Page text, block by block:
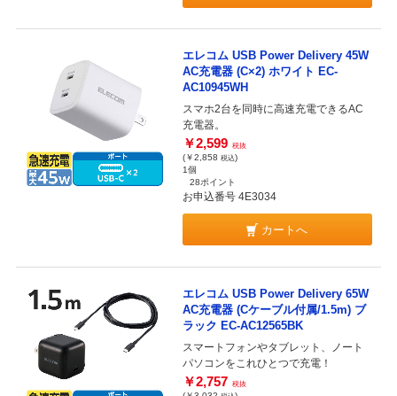
エレコム USB Power Delivery 45W
AC充電器 (C×2) ホワイト EC-
AC10945WH
スマホ2台を同時に高速充電できるAC
充電器。
￥2,599 税抜
(￥2,858 税込)
1個
28ポイント
お申込番号 4E3034
カートへ
エレコム USB Power Delivery 65W
AC充電器 (Cケーブル付属/1.5m) ブ
ラック EC-AC12565BK
スマートフォンやタブレット、ノート
パソコンをこれひとつで充電！
￥2,757 税抜